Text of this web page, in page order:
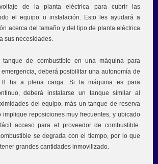
de la planta eléctrica para cubrir las
el equipo o instalación. Esto les ayudará a
acerca del tamaño y del tipo de planta eléctrica
sus necesidades.
tanque de combustible en una máquina para
deberá posibilitar una autonomía de
8 hs a plena carga. Si la máquina es para
deberá instalarse un tanque similar al
del equipo, más un tanque de reserva
implique reposiciones muy frecuentes, y ubicado
acceso para el proveedor de combustible.
se degrada con el tiempo, por lo que
grandes cantidades inmovilizado.